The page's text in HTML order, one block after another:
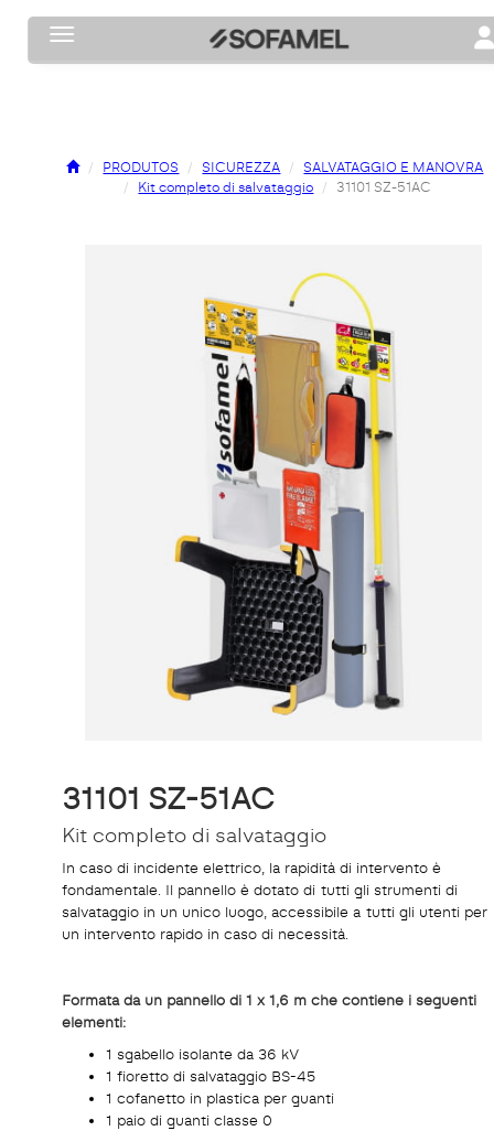
Toggle navigation
PRODUTOS SICUREZZA
SALVATAGGIO E MANOVRA
Kit completo di salvataggio
31101 SZ-51AC
31101 SZ-51AC
Kit completo di salvataggio
In caso di incidente elettrico, la rapidità di intervento è
fondamentale. Il pannello è dotato di tutti gli strumenti di
salvataggio in un unico luogo, accessibile a tutti gli utenti per
un intervento rapido in caso di necessità.
Formata da un pannello di 1 x 1,6 m che contiene i seguenti
elementi:
1 sgabello isolante da 36 kV
1 fioretto di salvataggio BS-45
1 cofanetto in plastica per guanti
1 paio di guanti classe 0